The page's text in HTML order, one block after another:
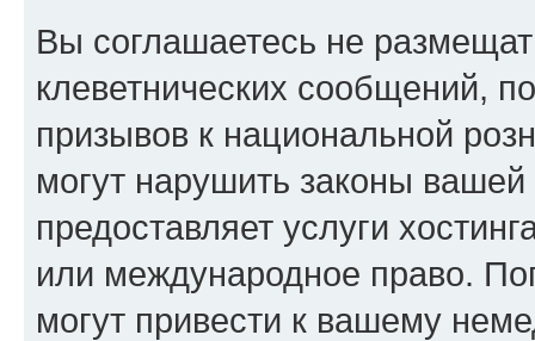
Вы соглашаетесь не
клеветнических сообщений,
призывов к национальной
могут нарушить законы
предоставляет услуги
или международное право.
могут привести к вашему